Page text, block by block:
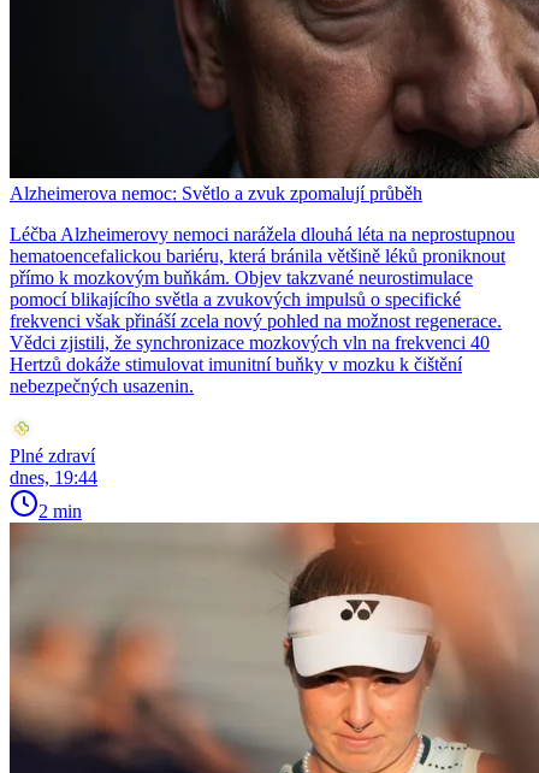
Alzheimerova nemoc: Světlo a zvuk zpomalují průběh
Léčba Alzheimerovy nemoci narážela dlouhá léta na neprostupnou
hematoencefalickou bariéru, která bránila většině léků proniknout
přímo k mozkovým buňkám. Objev takzvané neurostimulace
pomocí blikajícího světla a zvukových impulsů o specifické
frekvenci však přináší zcela nový pohled na možnost regenerace.
Vědci zjistili, že synchronizace mozkových vln na frekvenci 40
Hertzů dokáže stimulovat imunitní buňky v mozku k čištění
nebezpečných usazenin.
Plné zdraví
dnes, 19:44
2 min